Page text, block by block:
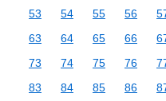
53
54 55 56
63
64 65 66
73
74 75 76
83
84 85 86